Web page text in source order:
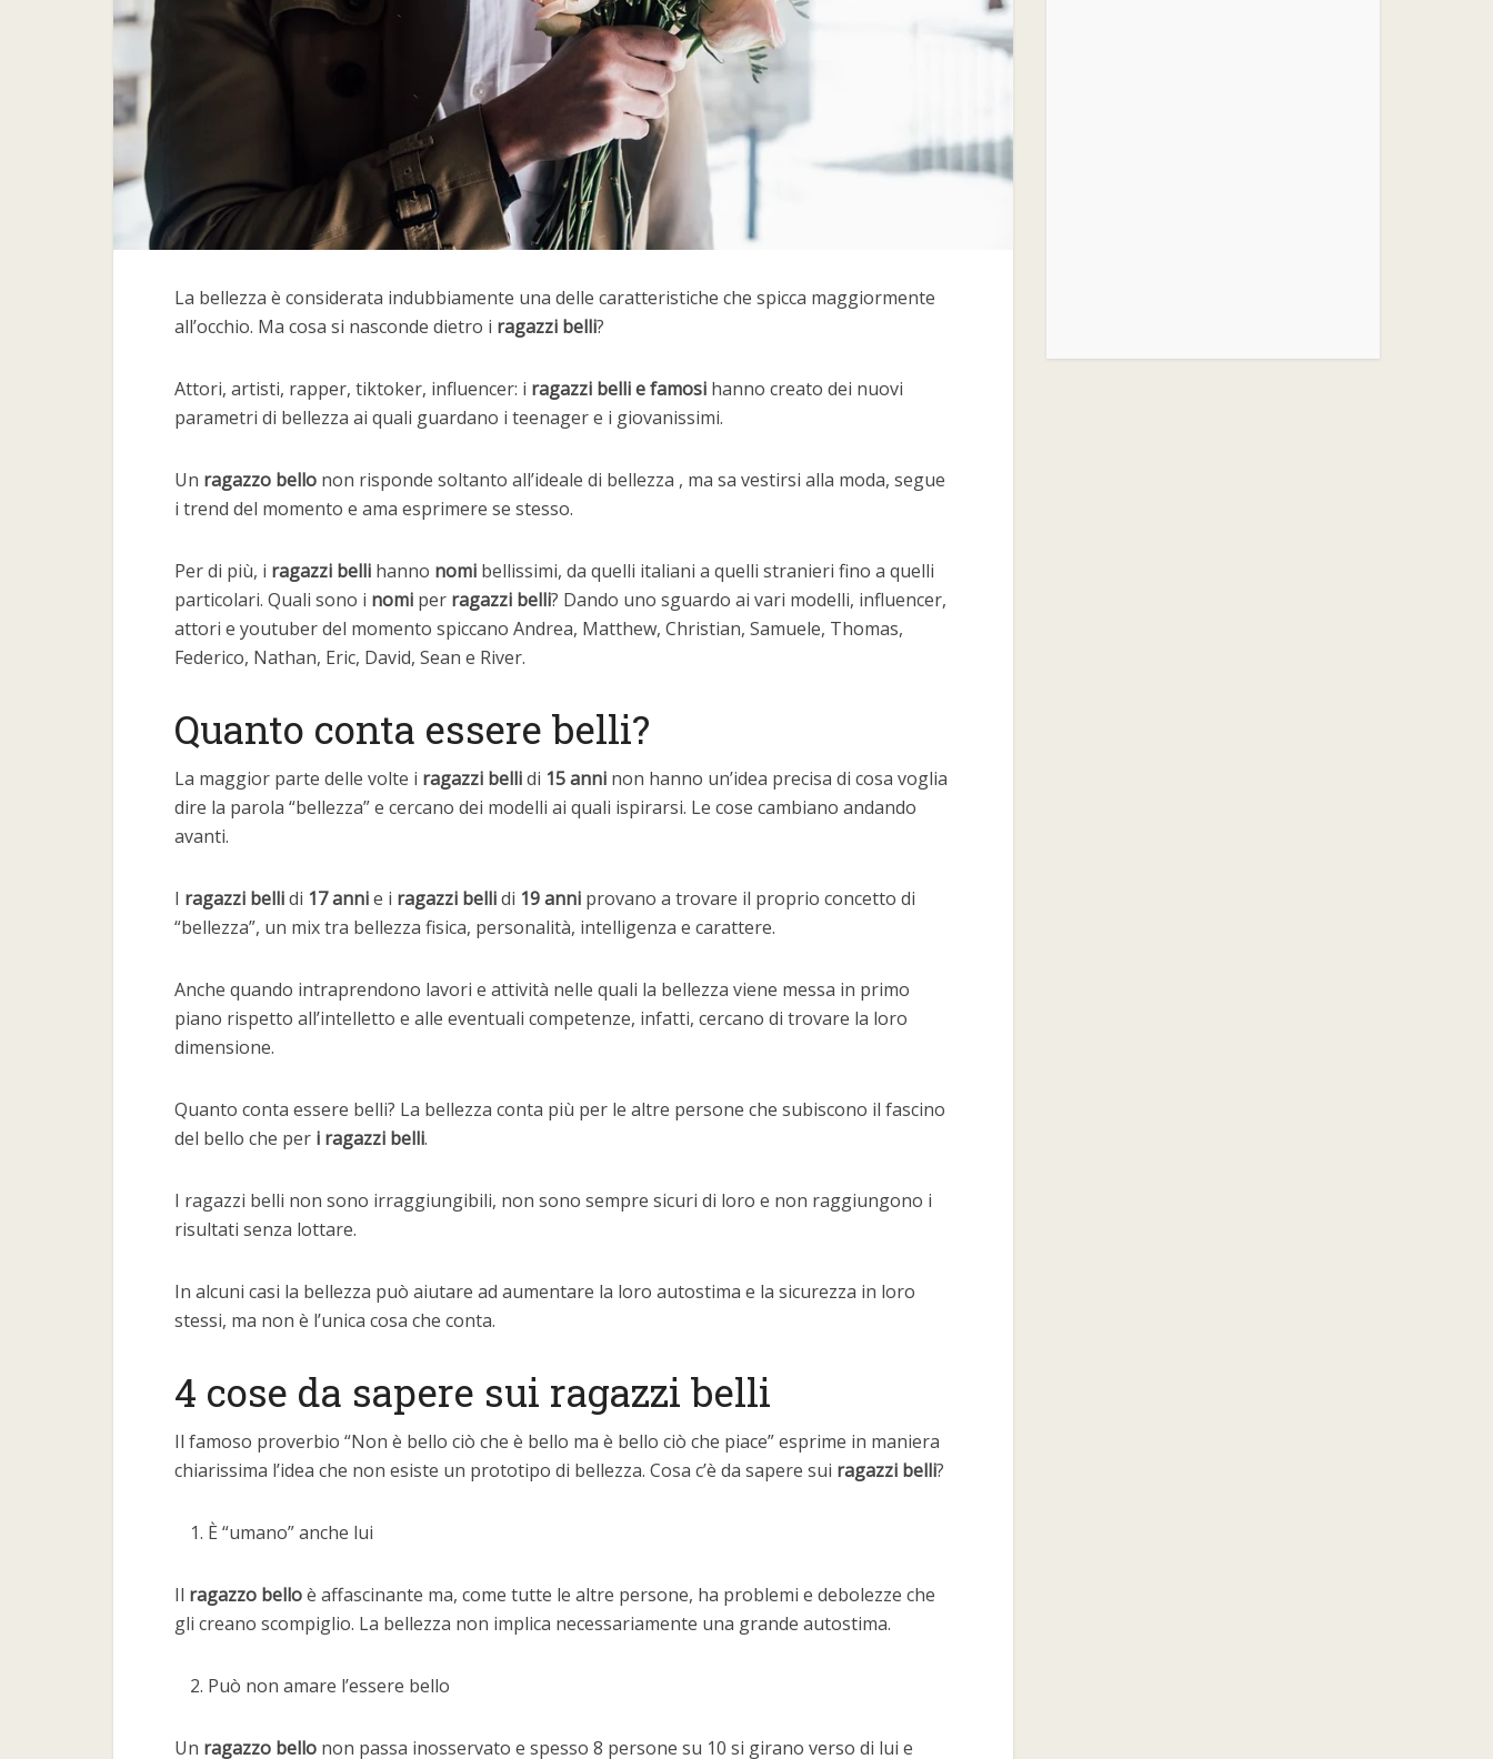
La bellezza è considerata indubbiamente una delle caratteristiche che spicca maggiormente
all’occhio. Ma cosa si nasconde dietro i ragazzi belli?
Attori, artisti, rapper, tiktoker, influencer: i ragazzi belli e famosi hanno creato dei nuovi
parametri di bellezza ai quali guardano i teenager e i giovanissimi.
Un ragazzo bello non risponde soltanto all’ideale di bellezza , ma sa vestirsi alla moda, segue
i trend del momento e ama esprimere se stesso.
Per di più, i ragazzi belli hanno nomi bellissimi, da quelli italiani a quelli stranieri fino a quelli
particolari. Quali sono i nomi per ragazzi belli? Dando uno sguardo ai vari modelli, influencer,
attori e youtuber del momento spiccano Andrea, Matthew, Christian, Samuele, Thomas,
Federico, Nathan, Eric, David, Sean e River.
Quanto conta essere belli?
La maggior parte delle volte i ragazzi bellidi 15 anni non hanno un’idea precisa di cosa voglia
dire la parola “bellezza” e cercano dei modelli ai quali ispirarsi. Le cose cambiano andando
avanti.
I ragazzi bellidi 17 annie i ragazzi bellidi 19 anni provano a trovare il proprio concetto di
“bellezza”, un mix tra bellezza fisica, personalità, intelligenza e carattere.
Anche quando intraprendono lavori e attività nelle quali la bellezza viene messa in primo
piano rispetto all’intelletto e alle eventuali competenze, infatti, cercano di trovare la loro
dimensione.
Quanto conta essere belli? La bellezza conta più per le altre persone che subiscono il fascino
del bello che per i ragazzi belli.
I ragazzi belli non sono irraggiungibili, non sono sempre sicuri di loro e non raggiungono i
risultati senza lottare.
In alcuni casi la bellezza può aiutare ad aumentare la loro autostima e la sicurezza in loro
stessi, ma non è l’unica cosa che conta.
4 cose da sapere sui ragazzi belli
Il famoso proverbio “Non è bello ciò che è bello ma è bello ciò che piace” esprime in maniera
chiarissima l’idea che non esiste un prototipo di bellezza. Cosa c’è da sapere sui ragazzi belli?
È “umano” anche lui
Il ragazzo belloè affascinante ma, come tutte le altre persone, ha problemi e debolezze che
gli creano scompiglio. La bellezza non implica necessariamente una grande autostima.
Può non amare l’essere bello
Un ragazzo bello non passa inosservato e spesso 8 persone su 10 si girano verso di lui e